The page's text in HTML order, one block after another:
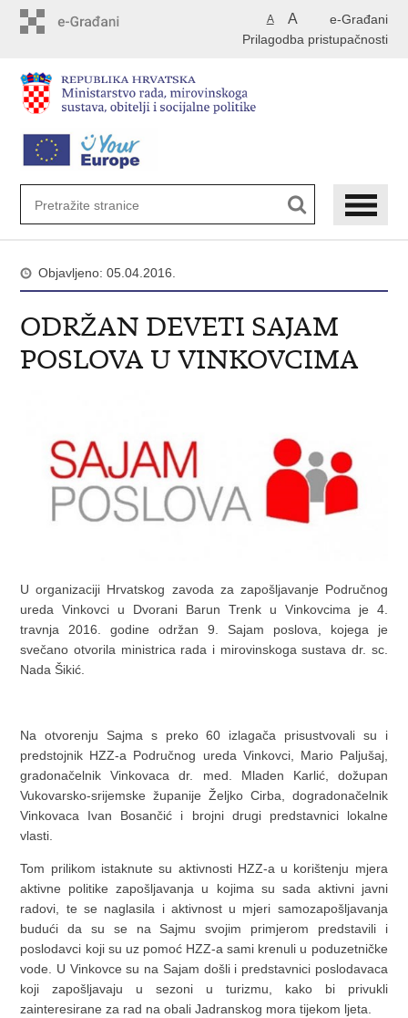
e-Građani
A A
Prilagodba pristupačnosti
Objavljeno: 05.04.2016.
ODRŽAN DEVETI SAJAM
POSLOVA U VINKOVCIMA
U organizaciji Hrvatskog zavoda za zapošljavanje Područnog
ureda Vinkovci u Dvorani Barun Trenk u Vinkovcima je 4.
travnja 2016. godine održan 9. Sajam poslova, kojega je
svečano otvorila ministrica rada i mirovinskoga sustava dr. sc.
Nada Šikić.
Na otvorenju Sajma s preko 60 izlagača prisustvovali su i
predstojnik HZZ-a Područnog ureda Vinkovci, Mario Paljušaj,
gradonačelnik Vinkovaca dr. med. Mladen Karlić, dožupan
Vukovarsko-srijemske županije Željko Cirba, dogradonačelnik
Vinkovaca Ivan Bosančić i brojni drugi predstavnici lokalne
vlasti.
Tom prilikom istaknute su aktivnosti HZZ-a u korištenju mjera
aktivne politike zapošljavanja u kojima su sada aktivni javni
radovi, te se naglasila i aktivnost u mjeri samozapošljavanja
budući da su se na Sajmu svojim primjerom predstavili i
poslodavci koji su uz pomoć HZZ-a sami krenuli u poduzetničke
vode. U Vinkovce su na Sajam došli i predstavnici poslodavaca
koji zapošljavaju u sezoni u turizmu, kako bi privukli
zainteresirane za rad na obali Jadranskog mora tijekom ljeta.